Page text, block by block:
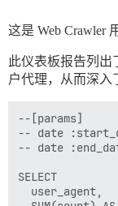
这是 Web Crawler
此仪表板报告列出
户代理，从而深入
--[params]
-- date
-- date
SELECT
  user_agent,